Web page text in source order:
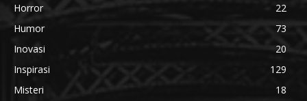
Horror
22
Humor
73
Inovasi
20
Inspirasi
129
Misteri
18